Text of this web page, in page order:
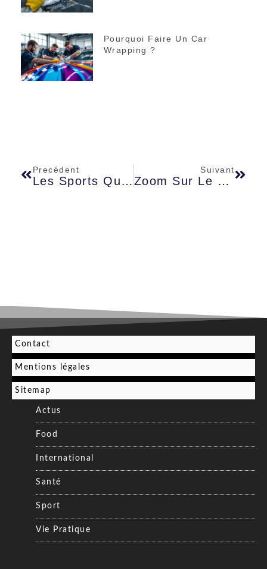
Pourquoi Faire Un Car
Wrapping ?
Precédent
Les Sports Qui Réinventent La Compétition Mondiale : Découvrez Les Nouvelles Tendances
Suivant
Zoom Sur Le Cerfa D’enseigne : Aspects Juridiques À Connaître
Contact
Mentions légales
Sitemap
Actus
Food
International
Santé
Sport
Vie Pratique